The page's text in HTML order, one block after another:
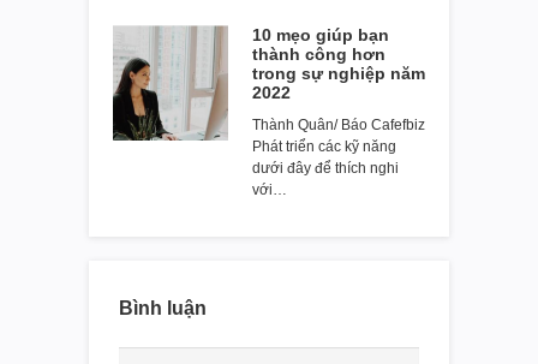
10 mẹo giúp bạn
thành công hơn
trong sự nghiệp năm
2022
Thành Quân/ Báo Cafefbiz
Phát triển các kỹ năng
dưới đây để thích nghi
với…
Bình luận